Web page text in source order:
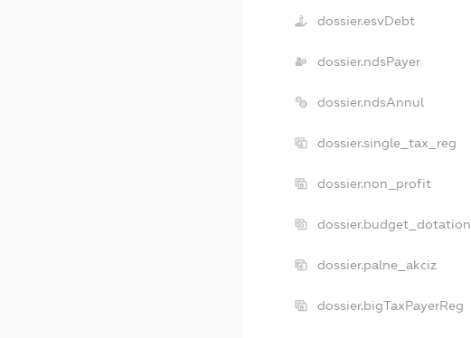
dossier.esvDebt
dossier.ndsPayer
dossier.ndsAnnul
dossier.single_tax_reg
dossier.non_profit
dossier.budget_dotation
dossier.palne_akciz
dossier.bigTaxPayerReg